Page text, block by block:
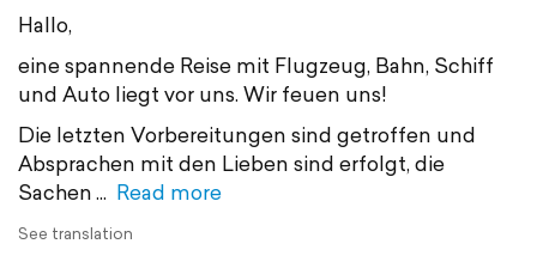
Hallo,
eine spannende Reise mit Flugzeug, Bahn, Schiff
und Auto liegt vor uns. Wir feuen uns!
Die letzten Vorbereitungen sind getroffen und
Absprachen mit den Lieben sind erfolgt, die
Sachen
Read more
See translation